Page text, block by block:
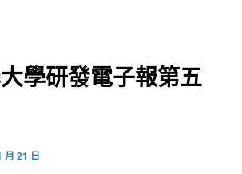
學研發電子報第五
月 21 日